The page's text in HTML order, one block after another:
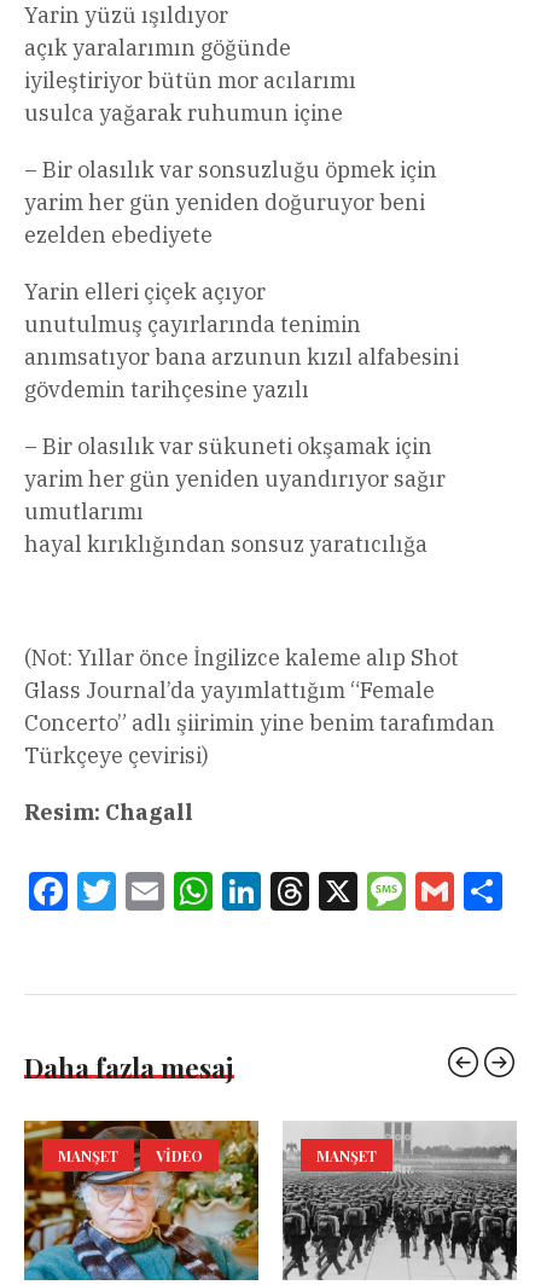
Yarin yüzü ışıldıyor
açık yaralarımın göğünde
iyileştiriyor bütün mor acılarımı
usulca yağarak ruhumun içine
– Bir olasılık var sonsuzluğu öpmek için
yarim her gün yeniden doğuruyor beni
ezelden ebediyete
Yarin elleri çiçek açıyor
unutulmuş çayırlarında tenimin
anımsatıyor bana arzunun kızıl alfabesini
gövdemin tarihçesine yazılı
– Bir olasılık var sükuneti okşamak için
yarim her gün yeniden uyandırıyor sağır
umutlarımı
hayal kırıklığından sonsuz yaratıcılığa
(Not: Yıllar önce İngilizce kaleme alıp Shot
Glass Journal’da yayımlattığım “Female
Concerto” adlı şiirimin yine benim tarafımdan
Türkçeye çevirisi)
Resim: Chagall
FacebookTwitterEmail WhatsAppLinkedInThreads
X Message
Gmail
Daha fazla mesaj
MANŞET VIDEO MANŞET